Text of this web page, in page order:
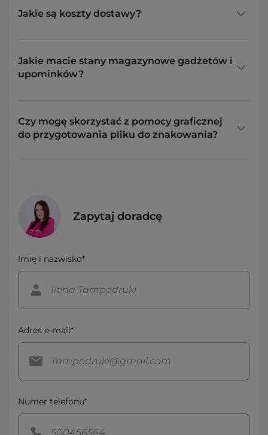
Jakie są koszty dostawy?
Jakie macie stany magazynowe gadżetów i
upominków?
Czy mogę skorzystać z pomocy graficznej
do przygotowania pliku do znakowania?
Zapytaj doradcę
Imię i nazwisko*
Adres e-mail*
Numer telefonu*